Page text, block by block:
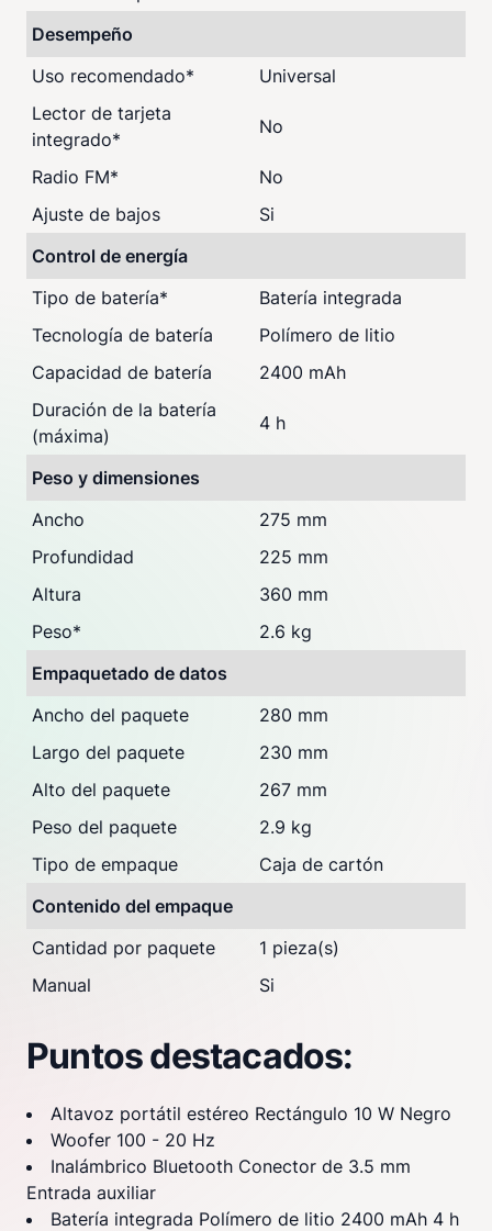
Desempeño
Uso recomendado*
Universal
Lector de tarjeta
integrado*
No
Radio FM*
No
Ajuste de bajos
Si
Control de energía
Tipo de batería*
Batería integrada
Tecnología de batería
Polímero de litio
Capacidad de batería
2400 mAh
Duración de la batería
(máxima)
4 h
Peso y dimensiones
Ancho
275 mm
Profundidad
225 mm
Altura
360 mm
Peso*
2.6 kg
Empaquetado de datos
Ancho del paquete
280 mm
Largo del paquete
230 mm
Alto del paquete
267 mm
Peso del paquete
2.9 kg
Tipo de empaque
Caja de cartón
Contenido del empaque
Cantidad por paquete
1 pieza(s)
Manual
Si
Puntos destacados:
Altavoz portátil estéreo Rectángulo 10 W Negro
Woofer 100 - 20 Hz
Inalámbrico Bluetooth Conector de 3.5 mm
Entrada auxiliar
Batería integrada Polímero de litio 2400 mAh 4 h